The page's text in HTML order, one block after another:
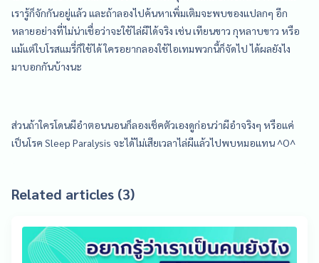
เรารู้ก็จักกันอยู่แล้ว และถ้าลองไปค้นหาเพิ่มเติมจะพบของแปลกๆ อีก
หลายอย่างที่ไม่น่าเชื่อว่าจะใช้ไล่ผีได้จริง เช่น เทียนขาว กุหลาบขาว หรือ
แม้แต่ใบโรสแมรี่ก็ใช้ได้ ใครอยากลองใช้ไอเทมพวกนี้ก็จัดไป ได้ผลยังไง
มาบอกกันบ้างนะ
ส่วนถ้าใครโดนผีอำตอนนอนก็ลองเช็คตัวเองดูก่อนว่าผีอำจริงๆ หรือแค่
เป็นโรค Sleep Paralysis จะได้ไม่เสียเวลาไล่ผีแล้วไปพบหมอแทน ^O^
Related articles (3)